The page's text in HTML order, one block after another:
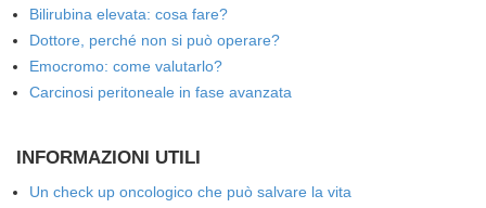
Bilirubina elevata: cosa fare?
Dottore, perché non si può operare?
Emocromo: come valutarlo?
Carcinosi peritoneale in fase avanzata
INFORMAZIONI UTILI
Un check up oncologico che può salvare la vita